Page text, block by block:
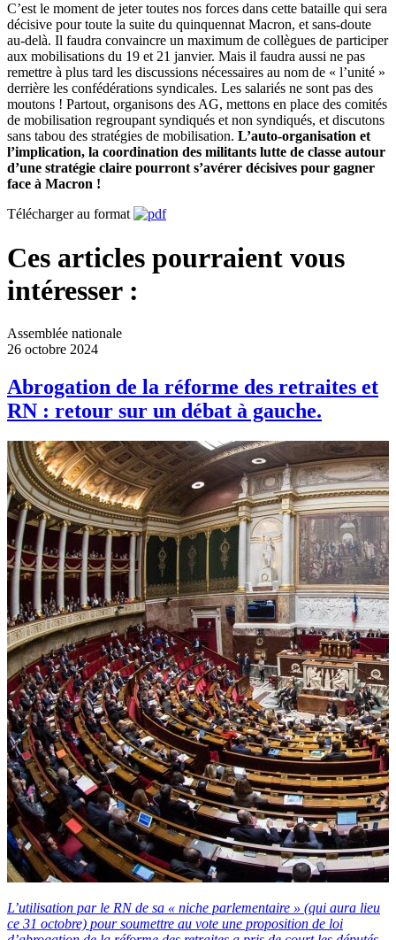
C’est le moment de jeter toutes nos forces dans cette bataille qui sera
décisive pour toute la suite du quinquennat Macron, et sans-doute
au-delà. Il faudra convaincre un maximum de collègues de participer
aux mobilisations du 19 et 21 janvier. Mais il faudra aussi ne pas
remettre à plus tard les discussions nécessaires au nom de « l’unité »
derrière les confédérations syndicales. Les salariés ne sont pas des
moutons ! Partout, organisons des AG, mettons en place des comités
de mobilisation regroupant syndiqués et non syndiqués, et discutons
sans tabou des stratégies de mobilisation. L’auto-organisation et
l’implication, la coordination des militants lutte de classe autour
d’une stratégie claire pourront s’avérer décisives pour gagner
face à Macron !
Télécharger au format
Ces articles pourraient vous
intéresser :
Assemblée nationale
26 octobre 2024
Abrogation de la réforme des retraites et
RN : retour sur un débat à gauche.
L’utilisation par le RN de sa « niche parlementaire » (qui aura lieu
ce 31 octobre) pour soumettre au vote une proposition de loi